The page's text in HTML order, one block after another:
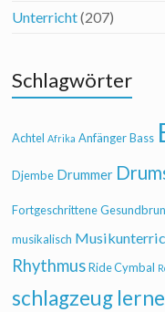
Unterricht(207)
Schlagwörter
Achtel Afrika AnfängerBass
Djembe Drummer
Fortgeschrittene
musikalisch
RhythmusRide Cymbal
schlagzeug